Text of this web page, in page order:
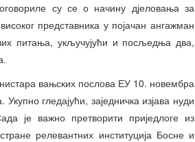
су се о начину дјеловања за
представника у појачан ангажман
питања, укључујући и посљедња два,
вањских послова ЕУ 10. новембра
гледајући, заједничка изјава нуди
је важно претворити приједлоге из
релевантних институција Босне и